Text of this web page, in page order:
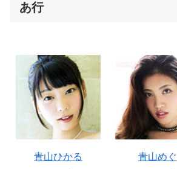
あ行
青山ひかる 青山めぐ